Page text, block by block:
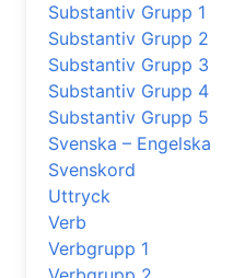
Substantiv Grupp 1
Substantiv Grupp 2
Substantiv Grupp 3
Substantiv Grupp 4
Substantiv Grupp 5
Svenska – Engelska
Svenskord
Uttryck
Verb
Verbgrupp 1